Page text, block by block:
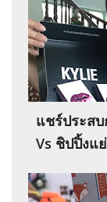
แชร์ประส
Vs ชิปปิ้งแ